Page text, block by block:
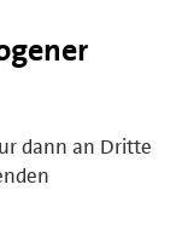
dann an Dritte